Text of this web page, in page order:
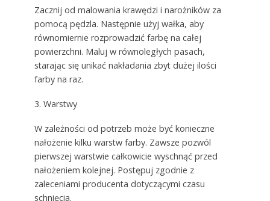
Zacznij od malowania krawędzi i narożników za
pomocą pędzla. Następnie użyj wałka, aby
równomiernie rozprowadzić farbę na całej
powierzchni. Maluj w równoległych pasach,
starając się unikać nakładania zbyt dużej ilości
farby na raz.
3. Warstwy
W zależności od potrzeb może być konieczne
nałożenie kilku warstw farby. Zawsze pozwól
pierwszej warstwie całkowicie wyschnąć przed
nałożeniem kolejnej. Postępuj zgodnie z
zaleceniami producenta dotyczącymi czasu
schnięcia.